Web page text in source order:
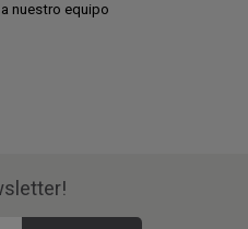
nuestro equipo